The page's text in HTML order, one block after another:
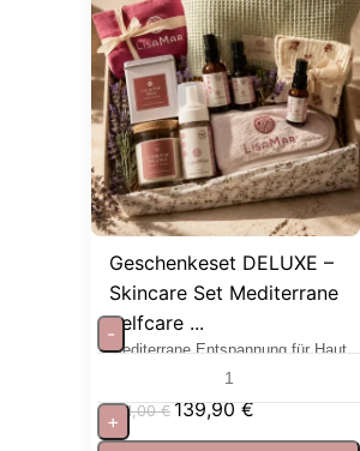
Geschenkeset DELUXE –
Skincare Set Mediterrane
Selfcare ...
Mediterrane Entspannung für Haut
181,00€ 139,90€
-
+